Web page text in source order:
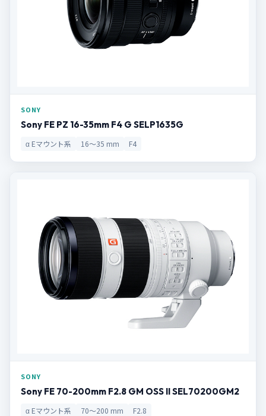
SONY
Sony FE PZ 16-35mm F4 G SELP1635G
α Eマウント系 16～35 mm F4
SONY
Sony FE 70-200mm F2.8 GM OSS II SEL70200GM2
α Eマウント系 70～200 mm F2.8